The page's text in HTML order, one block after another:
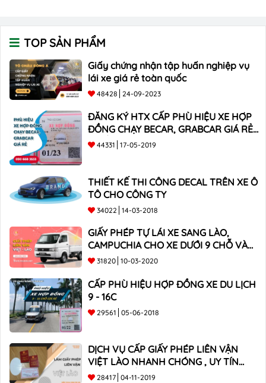
TOP SẢN PHẨM
Giấy chứng nhận tập huấn nghiệp vụ
lái xe giá rẻ toàn quốc
48428 24-09-2023
ĐĂNG KÝ HTX CẤP PHÙ HIỆU XE HỢP
ĐỒNG CHẠY BECAR, GRABCAR GIÁ RẺ
NHẤT
44331 17-05-2019
THIẾT KẾ THI CÔNG DECAL TRÊN XE Ô
TÔ CHO CÔNG TY
34022 14-03-2018
GIẤY PHÉP TỰ LÁI XE SANG LÀO,
CAMPUCHIA CHO XE DƯỚI 9 CHỖ VÀ
XE BÁN TẢI
31820 10-03-2020
CẤP PHÙ HIỆU HỢP ĐỒNG XE DU LỊCH
9 - 16C
29561 05-06-2018
DỊCH VỤ CẤP GIẤY PHÉP LIÊN VẬN
VIỆT LÀO NHANH CHÓNG , UY TÍN
TOÀN QUỐC
28417 04-11-2019